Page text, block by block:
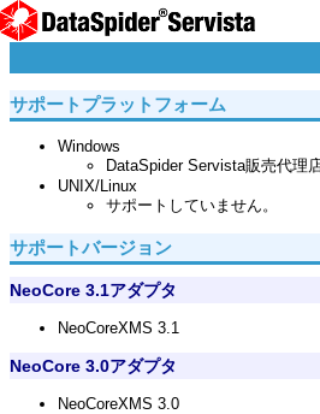
サポートプラットフォーム
Windows
DataSpider Servista販売代理
UNIX/Linux
サポートしていません。
サポートバージョン
NeoCore 3.1アダプタ
NeoCoreXMS 3.1
NeoCore 3.0アダプタ
NeoCoreXMS 3.0